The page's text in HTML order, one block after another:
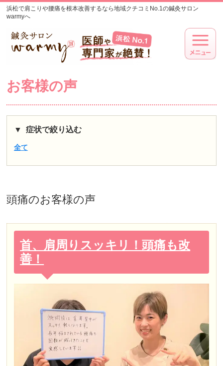
浜松で肩こりや腰痛を根本改善するなら地域クチコミNo.1の鍼灸サロン
warmyへ
お客様の声
症状で絞り込む
全て
頭痛のお客様の声
首、肩周りスッキリ！頭痛も改
善！